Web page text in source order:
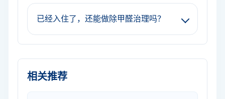
已经入住了，还能做除甲醛治理吗？
相关推荐